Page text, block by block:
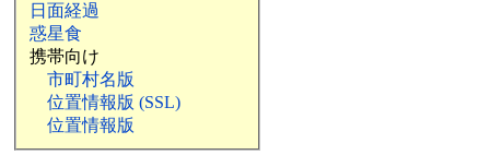
日面経過
惑星食
携帯向け
市町村名版
位置情報版 (SSL)
位置情報版